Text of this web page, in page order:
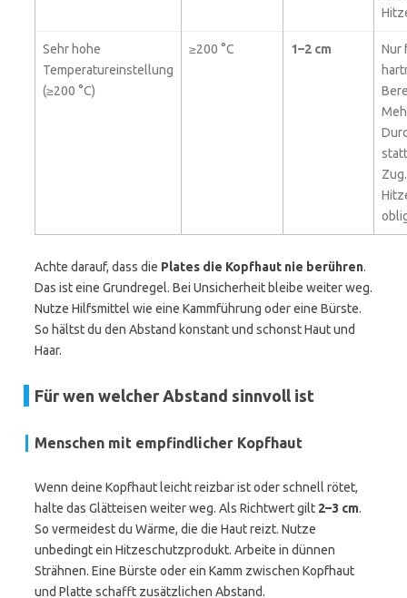
Sehr hohe
Temperatureinstellung
(≥200 °C)
≥200 °C 1–2 cm
Nur
Zug.
Achte darauf, dass die Plates die Kopfhaut nie berühren.
Das ist eine Grundregel. Bei Unsicherheit bleibe weiter weg.
Nutze Hilfsmittel wie eine Kammführung oder eine Bürste.
So hältst du den Abstand konstant und schonst Haut und
Haar.
Für wen welcher Abstand sinnvoll ist
Menschen mit empfindlicher Kopfhaut
Wenn deine Kopfhaut leicht reizbar ist oder schnell rötet,
halte das Glätteisen weiter weg. Als Richtwert gilt 2–3 cm.
So vermeidest du Wärme, die die Haut reizt. Nutze
unbedingt ein Hitzeschutzprodukt. Arbeite in dünnen
Strähnen. Eine Bürste oder ein Kamm zwischen Kopfhaut
und Platte schafft zusätzlichen Abstand.